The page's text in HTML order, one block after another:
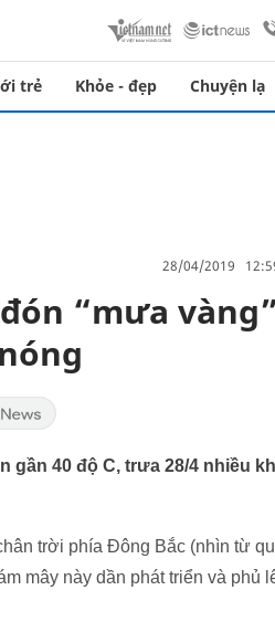
trẻ Khỏe - đẹp Chuyện lạ
28/04/2019
“mưa
gần 40 độ C, trưa 28/4 nhiều
trời phía Đông Bắc (nhìn từ
mây này dần phát triển và phủ